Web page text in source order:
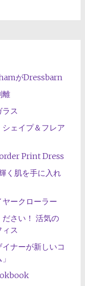
がDressbarn
離
ス
ェイプ＆フレア
Print Dress
く肌を手に入れ
ークローラー
さい！ 活気の
ス
ナーが新しいコ